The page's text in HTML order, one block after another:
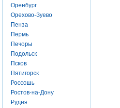
Оренбург
Орехово-Зуево
Пенза
Пермь
Печоры
Подольск
Псков
Пятигорск
Россошь
Ростов-на-Дону
Рудня